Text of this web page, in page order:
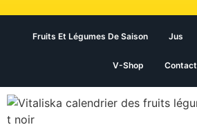
Fruits Et Légumes De Saison Jus
V-Shop Contact